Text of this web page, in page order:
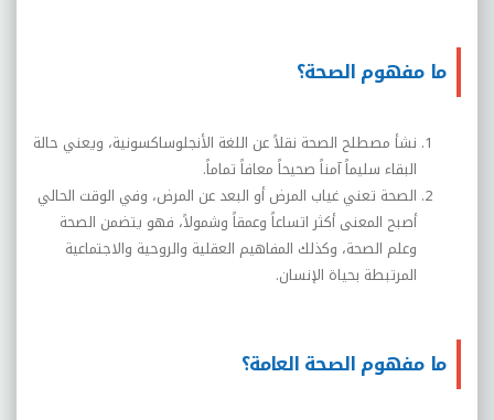
ما مفهوم الصحة؟
نشأ مصطلح الصحة نقلاً عن اللغة الأنجلوساكسونية، ويعني حالة
البقاء سليماً آمناً صحيحاً معافاً تماماً.
الصحة تعني غياب المرض أو البعد عن المرض، وفي الوقت الحالي
أصبح المعنى أكثر اتساعاً وعمقاً وشمولاً، فهو يتضمن الصحة
وعلم الصحة، وكذلك المفاهيم العقلية والروحية والاجتماعية
المرتبطة بحياة الإنسان.
ما مفهوم الصحة العامة؟